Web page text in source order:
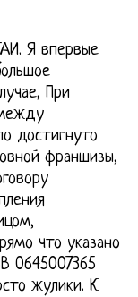
Я впервые
При
достигнуто
франшизы,
что указано
0645007365
жулики. К